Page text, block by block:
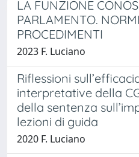
LA FUNZIONE
PARLAMENTO.
PROCEDIMENTI
2023 F. Luciano
Riflessioni
interpretative della
della sentenza
lezioni di guida
2020 F. Luciano